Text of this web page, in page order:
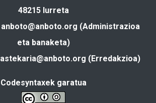
48215 Iurreta
anboto@anboto.org (Administrazioa
eta banaketa)
astekaria@anboto.org (Erredakzioa)
Codesyntaxek garatua